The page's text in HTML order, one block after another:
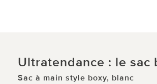
Ultratendance : le sac
Sac à main style boxy, blanc